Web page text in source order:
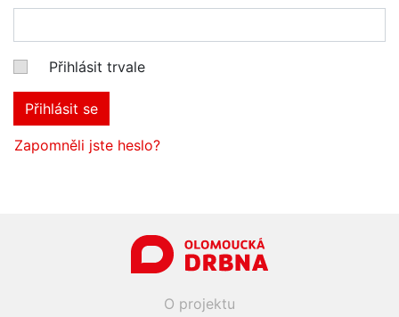
Přihlásit trvale
Přihlásit se
Zapomněli jste heslo?
O projektu